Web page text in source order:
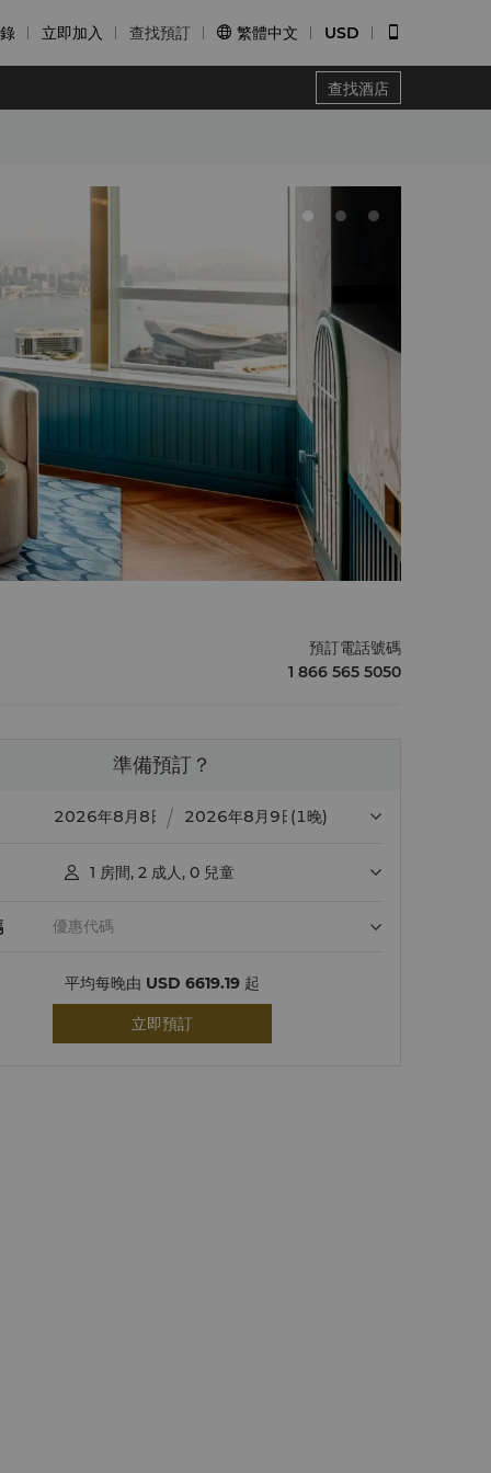
立即加入 查找預訂  繁體中文 USD
查找酒店
預訂電話號碼
1 866 565 5050
準備預訂？
(1晚)
 1 房間, 2 成人 , 0 兒童
平均每晚由 USD 6619.19 起
立即預訂